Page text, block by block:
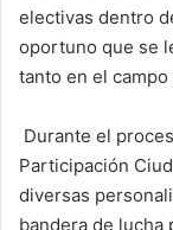
electivas dentro
oportuno que se
tanto en el
Durante el
Participación
diversas
bandera de lucha